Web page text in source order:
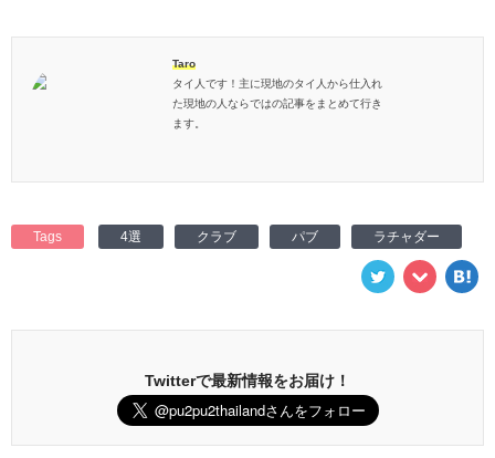
Taro
タイ人です！主に現地のタイ人から仕入れ
た現地の人ならではの記事をまとめて行き
ます。
Tags 4選 クラブ パブ ラチャダー
Twitterで最新情報をお届け！